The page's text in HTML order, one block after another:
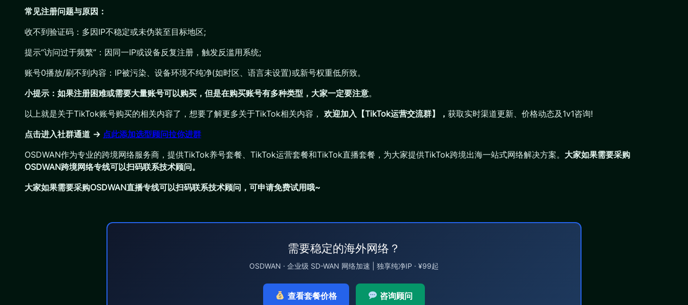
常见注册问题与原因：
收不到验证码：多因IP不稳定或未伪装至目标地区;
提示“访问过于频繁”：因同一IP或设备反复注册，触发反滥用系统;
账号0播放/刷不到内容：IP被污染、设备环境不纯净(如时区、语言未设置)或新号权重低所致。
小提示：如果注册困难或需要大量账号可以购买，但是在购买账号有多种类型，大家一定要注意。
以上就是关于TikTok账号购买的相关内容了，想要了解更多关于TikTok相关内容， 欢迎加入【TikTok运营交流群】， 获取实时渠道更新、价格动态及1v1咨询!
点击进入社群通道 → 点此添加选型顾问拉你进群
OSDWAN作为专业的跨境网络服务商，提供TikTok养号套餐、TikTok运营套餐和TikTok直播套餐，为大家提供TikTok跨境出海一站式网络解决方案。 大家如果需要采购
OSDWAN跨境网络专线可以扫码联系技术顾问。
大家如果需要采购OSDWAN直播专线可以扫码联系技术顾问，可申请免费试用哦~
需要稳定的海外网络？
OSDWAN · 企业级 SD-WAN 网络加速 | 独享纯净IP · ¥99起
查看套餐价格 咨询顾问